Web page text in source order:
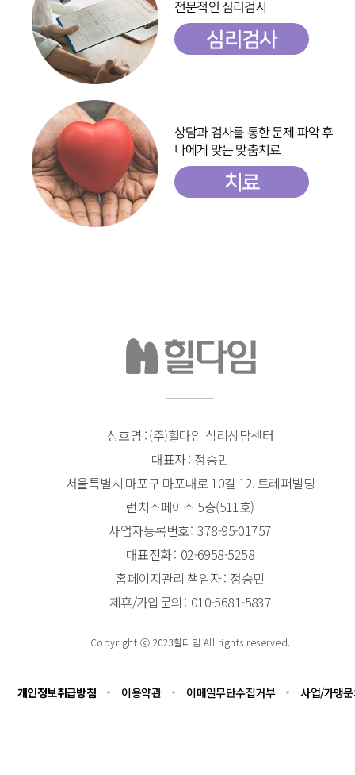
전문적인 심리검사
심리검사
상담과 검사를 통한 문제 파악 후
나에게 맞는 맞춤치료
치료
상호명 : (주)힐다임 심리상담센터
대표자 정승민
서울특별시 마포구 마포대로 10길 12. 트레퍼빌딩
런치스페이스 5층(511호)
사업자등록번호 378-95-01757
대표전화 02-6958-5258
홈페이지관리 책임자 정승민
제휴/가입문의 010-5681-5837
Copyright ⓒ 2023힐다임 All rights reserved.
개인정보취급방침 이용약관 이메일무단수집거부 사업/가맹